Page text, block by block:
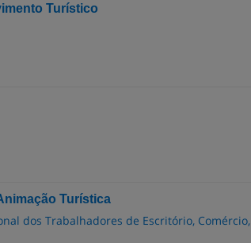
Turístico
Turística
dos Trabalhadores de Escritório, Comércio,